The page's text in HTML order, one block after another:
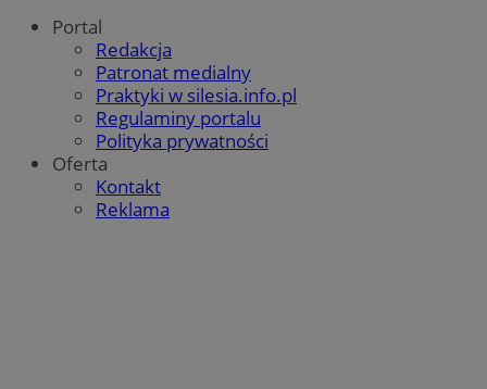
Portal
Redakcja
Patronat medialny
Praktyki w silesia.info.pl
Regulaminy portalu
Polityka prywatności
Oferta
Kontakt
Reklama